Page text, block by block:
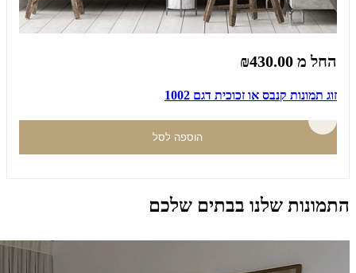
החל מ ₪430.00
זוג תמונות קנבס או זכוכית דגם 1002
הוספה לסל
התמונות שלנו בבתים שלכם